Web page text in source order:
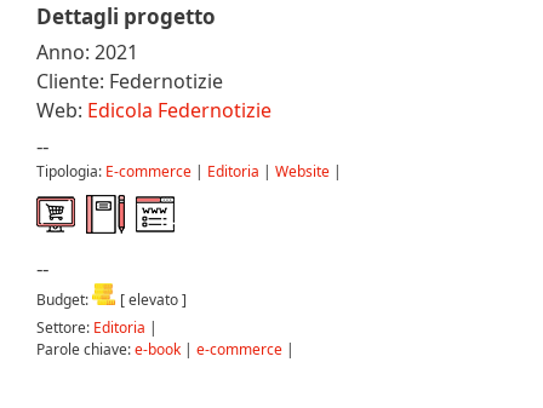
Dettagli progetto
Anno: 2021
Cliente: Federnotizie
Web: Edicola Federnotizie
--
Tipologia: E-commerce | Editoria | Website |
--
Budget:
[ elevato ]
Settore: Editoria |
Parole chiave:e-book | e-commerce |